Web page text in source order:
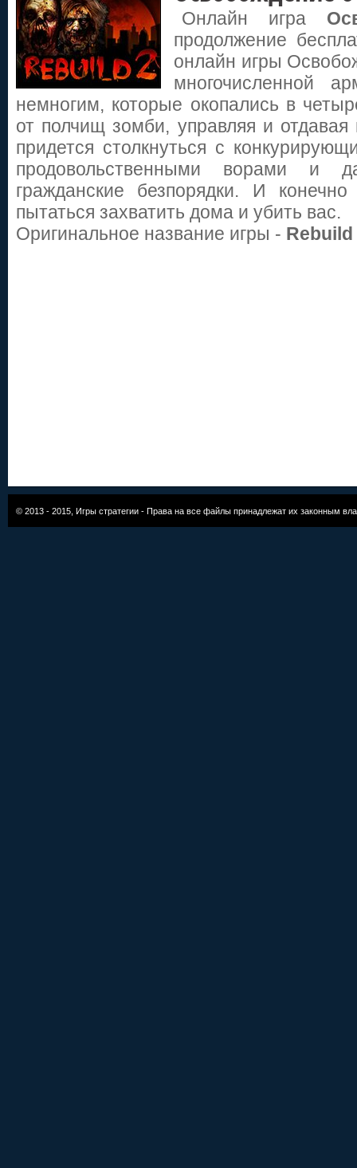
Война
Хранитель
Захват
Онлайн игра
продолжение
онлайн игры
многочисленной
немногим, которые окопались в
от полчищ зомби, управляя и
придется столкнуться с
продовольственными ворами и
гражданские безпорядки. И
пытаться захватить дома и убить вас.
Оригинальное название игры - Rebuild
© 2013 - 2015, Игры стратегии - Права на все файлы принадлежат их законным